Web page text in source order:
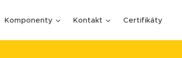
Komponenty Kontakt Certifikáty